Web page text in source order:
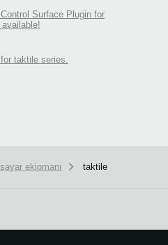
Surface Plugin for
taktile series.
ekipmanı taktile